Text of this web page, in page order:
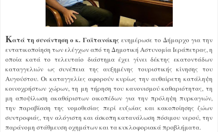
Κατά τη συνάντηση ο κ. Γαϊτανάκης ενημέρωσε το Δήμαρχο για την
εντατικοποίηση των ελέγχων από τη Δημοτική Αστυνομία Ιεράπετρας, η
οποία κατά το τελευταίο διάστημα έχει γίνει δέκτης εκατοντάδων
καταγγελιών ως συνέπεια της αυξημένης τουριστικής κίνησης του
Αυγούστου. Οι καταγγελίες αφορούν κυρίως την αυθαίρετη κατάληψη
κοινοχρήστων χώρων, τη μη τήρηση του κανονισμού καθαριότητας, τη
μη αποψίλωση ακαθάριστων οικοπέδων για την πρόληψη πυρκαγιών,
την παραβίαση της νομοθεσίας περί ευζωίας και κακοποίησης ζώων
συντροφιάς, την αλόγιστη και άσκοπη κατανάλωση πόσιμου νερού, την
παράνομη στάθμευση οχημάτων και τα κυκλοφοριακά προβλήματα.